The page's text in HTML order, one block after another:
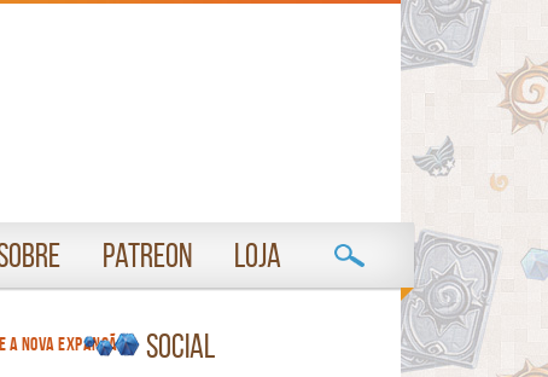
Patreon Loja
a nova expansão! Social